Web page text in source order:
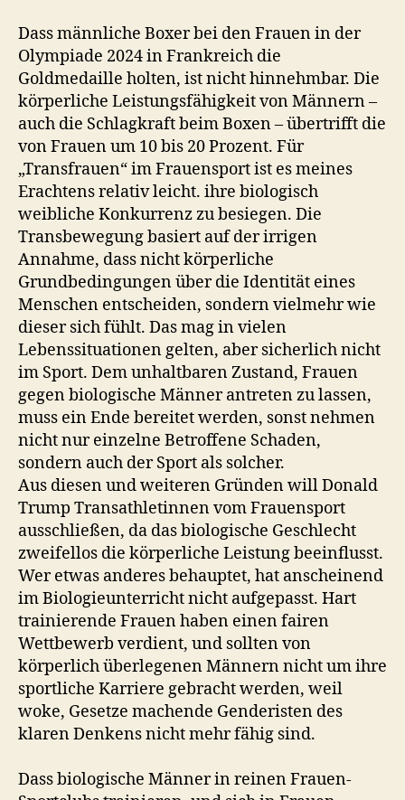
Dass männliche Boxer bei den Frauen in der
Olympiade 2024 in Frankreich die
Goldmedaille holten, ist nicht hinnehmbar. Die
körperliche Leistungsfähigkeit von Männern –
auch die Schlagkraft beim Boxen – übertrifft die
von Frauen um 10 bis 20 Prozent. Für
„Transfrauen“ im Frauensport ist es meines
Erachtens relativ leicht. ihre biologisch
weibliche Konkurrenz zu besiegen. Die
Transbewegung basiert auf der irrigen
Annahme, dass nicht körperliche
Grundbedingungen über die Identität eines
Menschen entscheiden, sondern vielmehr wie
dieser sich fühlt. Das mag in vielen
Lebenssituationen gelten, aber sicherlich nicht
im Sport. Dem unhaltbaren Zustand, Frauen
gegen biologische Männer antreten zu lassen,
muss ein Ende bereitet werden, sonst nehmen
nicht nur einzelne Betroffene Schaden,
sondern auch der Sport als solcher.
Aus diesen und weiteren Gründen will Donald
Trump Transathletinnen vom Frauensport
ausschließen, da das biologische Geschlecht
zweifellos die körperliche Leistung beeinflusst.
Wer etwas anderes behauptet, hat anscheinend
im Biologieunterricht nicht aufgepasst. Hart
trainierende Frauen haben einen fairen
Wettbewerb verdient, und sollten von
körperlich überlegenen Männern nicht um ihre
sportliche Karriere gebracht werden, weil
woke, Gesetze machende Genderisten des
klaren Denkens nicht mehr fähig sind.
Dass biologische Männer in reinen Frauen-